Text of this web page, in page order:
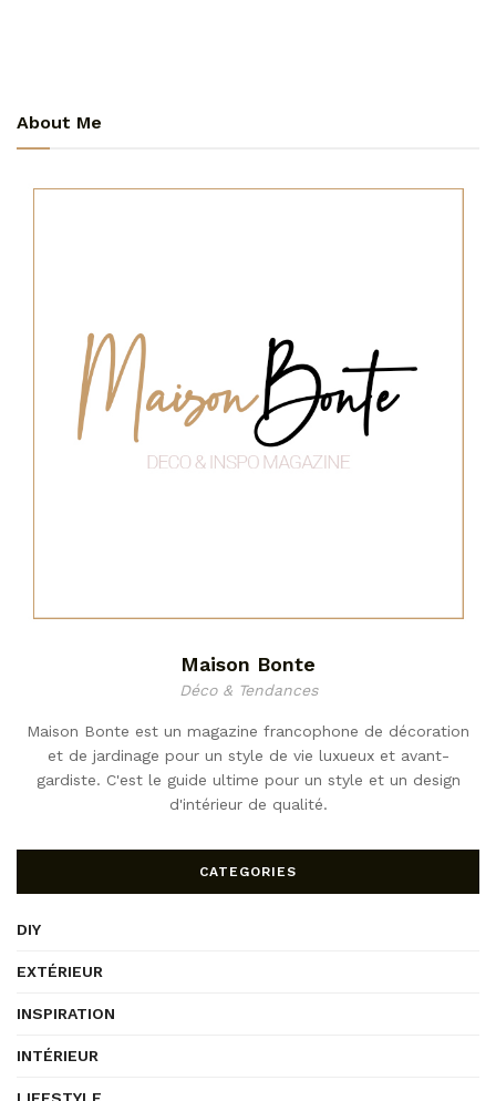
About Me
Maison Bonte
Déco & Tendances
Maison Bonte est un magazine francophone de décoration
et de jardinage pour un style de vie luxueux et avant-
gardiste. C'est le guide ultime pour un style et un design
d'intérieur de qualité.
CATEGORIES
DIY
EXTÉRIEUR
INSPIRATION
INTÉRIEUR